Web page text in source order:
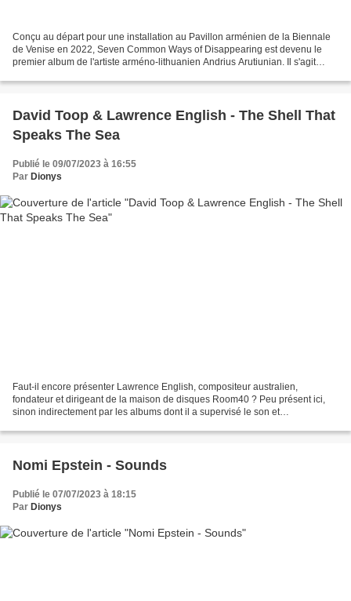
Conçu au départ pour une installation au Pavillon arménien de la Biennale
de Venise en 2022, Seven Common Ways of Disappearing est devenu le
premier album de l'artiste arméno-lithuanien Andrius Arutiunian. Il s'agit
David Toop & Lawrence English - The Shell That
Speaks The Sea
Publié le 09/07/2023 à 16:55
Par Dionys
Faut-il encore présenter Lawrence English, compositeur australien,
fondateur et dirigeant de la maison de disques Room40 ? Peu présent ici,
sinon indirectement par les albums dont il a supervisé le son et
Nomi Epstein - Sounds
Publié le 07/07/2023 à 18:15
Par Dionys